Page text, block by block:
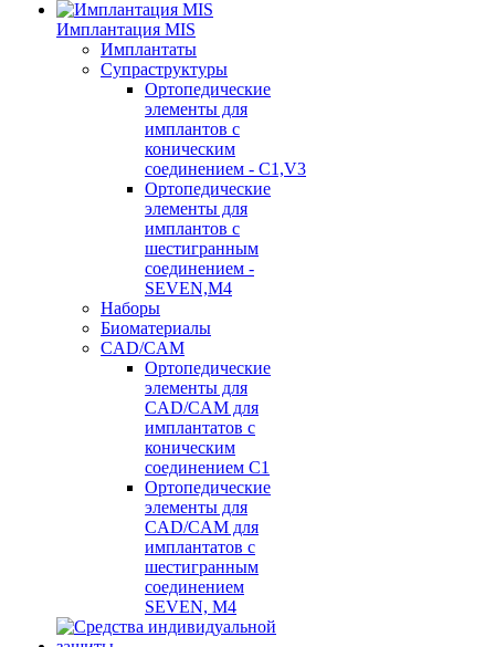
Имплантация MIS
Имплантаты
Супраструктуры
Ортопедические
элементы для
имплантов с
коническим
соединением - C1,V3
Ортопедические
элементы для
имплантов с
шестигранным
соединением -
SEVEN,M4
Наборы
Биоматериалы
CAD/CAM
Ортопедические
элементы для
CAD/CAM для
имплантатов с
коническим
соединением С1
Ортопедические
элементы для
CAD/CAM для
имплантатов с
шестигранным
соединением
SEVEN, М4